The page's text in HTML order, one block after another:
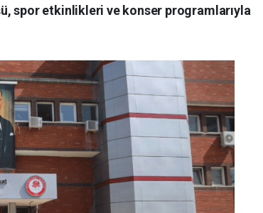
spor etkinlikleri ve konser programlarıyla